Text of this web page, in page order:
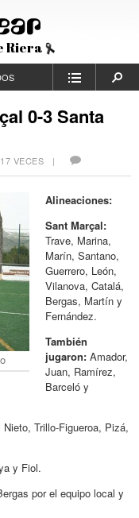
Riera
0-3 Santa
VECES |
Alineaciones:
Sant Marçal:
Trave, Marina,
Marín, Santano,
Guerrero, León,
Vilanova, Catalá,
Bergas, Martín y
Fernández.
También
jugaron: Amador,
Juan, Ramírez,
Barceló y
Trillo-Figueroa, Pizá,
y Fiol.
por el equipo local y